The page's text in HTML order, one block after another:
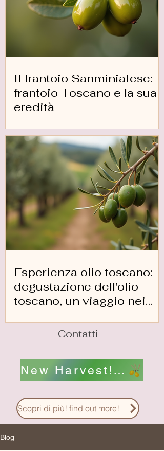
Il frantoio Sanminiatese:
frantoio Toscano e la sua
eredità
Esperienza olio toscano:
degustazione dell'olio
toscano, un viaggio nei
Contatti
New Harvest! Nuovo Raccolto! scopri i nostri Oli !
Scopri di più! find out more!
Blog